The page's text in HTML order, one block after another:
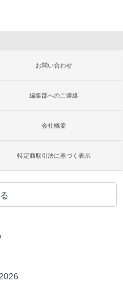
お問い合わせ
編集部へのご連絡
会社概要
特定商取引法に基づく表示
2026